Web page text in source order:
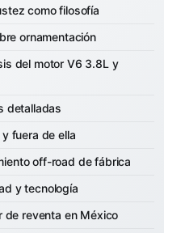
como filosofía
ornamentación
del motor V6 3.8L y
detalladas
fuera de ella
off-road de fábrica
y tecnología
de reventa en México